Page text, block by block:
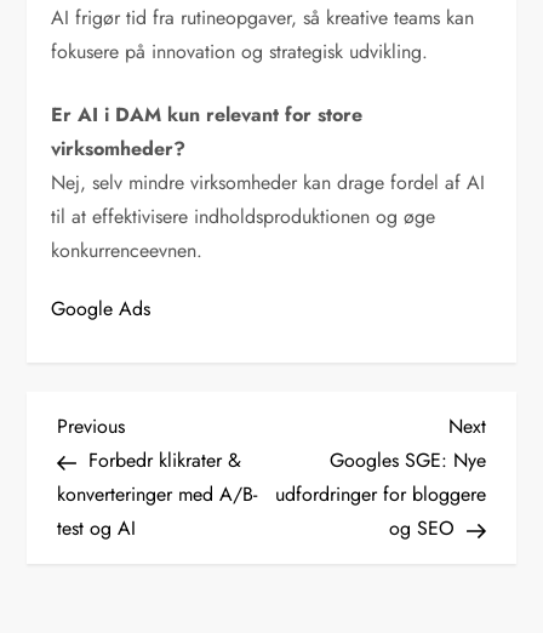
AI frigør tid fra rutineopgaver, så kreative teams kan
fokusere på innovation og strategisk udvikling.
Er AI i DAM kun relevant for store
virksomheder?
Nej, selv mindre virksomheder kan drage fordel af AI
til at effektivisere indholdsproduktionen og øge
konkurrenceevnen.
Google Ads
I
n
d
Previous
Post
Previous
Forbedr klikrater &
konverteringer med A/B-
test og AI
Next
Post
Next
Googles SGE: Nye
udfordringer for bloggere
og SEO